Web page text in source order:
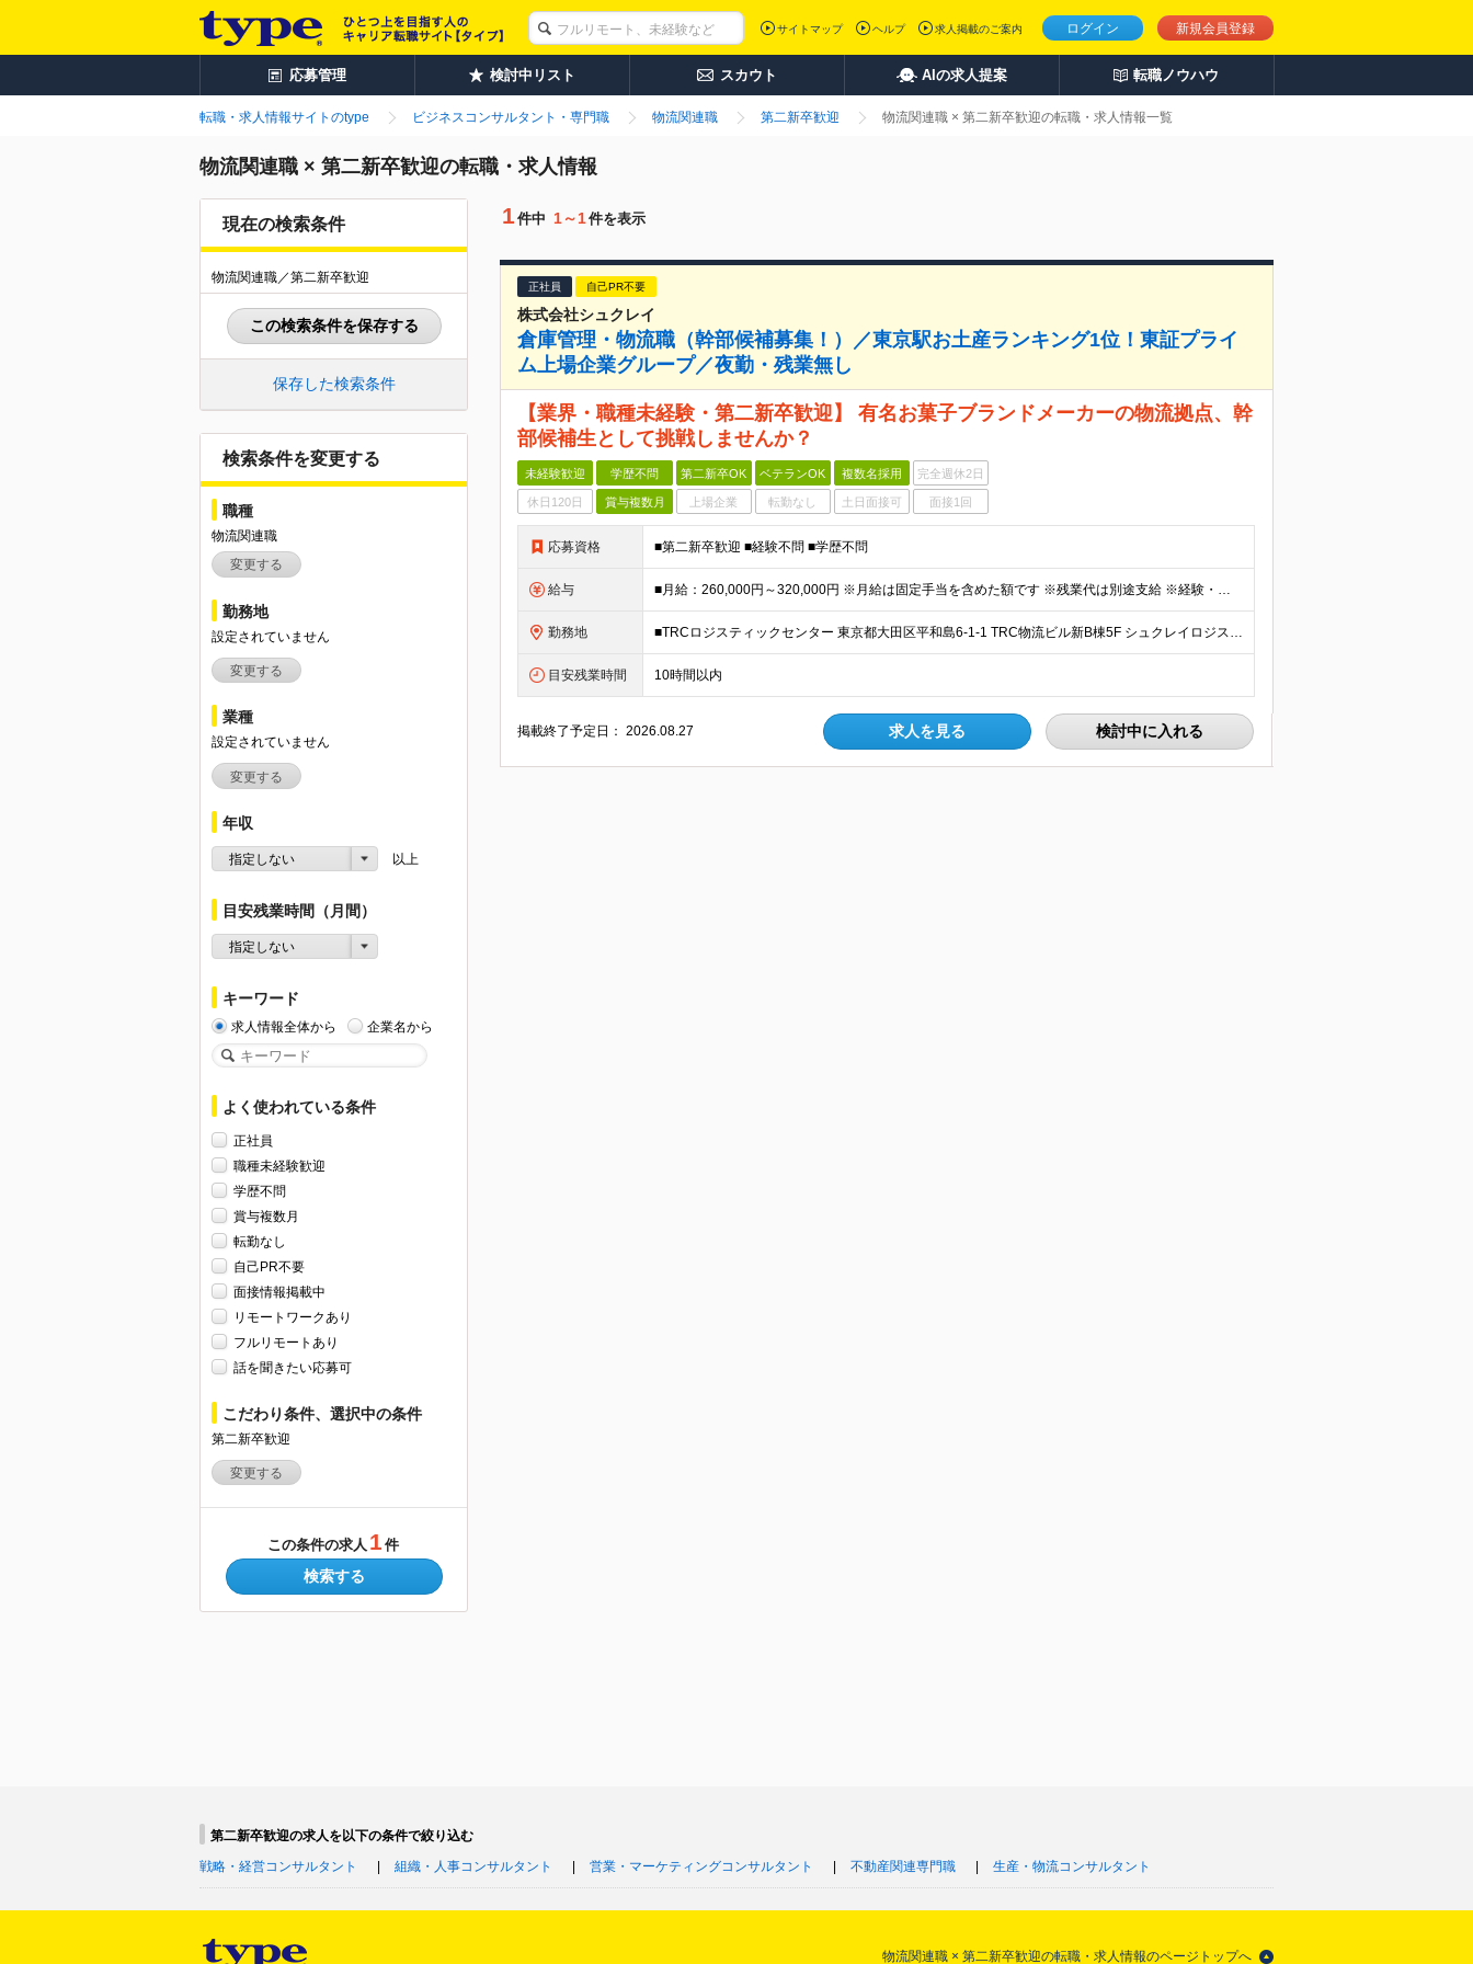
ログイン 新規会員登録
サイトマップ ヘルプ 求人掲載のご案内
応募管理 検討中リスト スカウト AIの求人提案 転職ノウハウ
転職・求人情報サイトのtype ビジネスコンサルタント・専門職 物流関連職 第二新卒歓迎 物流関連職 × 第二新卒歓迎の転職・求人情報一覧
物流関連職 × 第二新卒歓迎の転職・求人情報
現在の検索条件
物流関連職／第二新卒歓迎
この検索条件を保存する
保存した検索条件
検索条件を変更する
職種
物流関連職
変更する
勤務地
設定されていません
変更する
業種
設定されていません
変更する
年収
指定しない 以上
目安残業時間（月間）
指定しない
キーワード
求人情報全体から 企業名から
よく使われている条件
正社員
職種未経験歓迎
学歴不問
賞与複数月
転勤なし
自己PR不要
面接情報掲載中
リモートワークあり
フルリモートあり
話を聞きたい応募可
こだわり条件、選択中の条件
第二新卒歓迎
変更する
この条件の求人 1 件
検索する
1 件中 1～1件を表示
正社員 自己PR不要
株式会社シュクレイ
倉庫管理・物流職（幹部候補募集！）／東京駅お土産ランキング1位！東証プライ
ム上場企業グループ／夜勤・残業無し
【業界・職種未経験・第二新卒歓迎】 有名お菓子ブランドメーカーの物流拠点、幹
部候補生として挑戦しませんか？
未経験歓迎 学歴不問 第二新卒OK ベテランOK 複数名採用 完全週休2日
休日120日 賞与複数月 上場企業 転勤なし 土日面接可 面接1回
応募資格 ■第二新卒歓迎 ■経験不問 ■学歴不問
給与 ■月給：260,000円～320,000円 ※月給は固定手当を含めた額です ※残業代は別途支給 ※経験・年齢に応じて決定します ※試用期間：3ヵ月あり（待遇に差異なし）
勤務地 ■TRCロジスティックセンター 東京都大田区平和島6-1-1 TRC物流ビル新B棟5F シュクレイロジスティック内 (変更の範囲)上記を除く当社関連勤務地
目安残業時間 10時間以内
掲載終了予定日：2026.08.27 求人を見る 検討中に入れる
第二新卒歓迎の求人を以下の条件で絞り込む
戦略・経営コンサルタント
組織・人事コンサルタント 営業・マーケティングコンサルタント 不動産関連専門職 生産・物流コンサルタント
物流関連職 × 第二新卒歓迎の転職・求人情報のページトップへ